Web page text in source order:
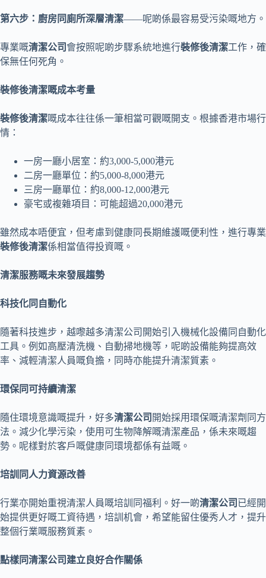
第六步：廚房同廁所深層清潔——呢啲係最容易受污染嘅地方。
專業嘅清潔公司會按照呢啲步驟系統地進行裝修後清潔工作，確
保無任何死角。
裝修後清潔嘅成本考量
裝修後清潔嘅成本往往係一筆相當可觀嘅開支。根據香港市場行
情：
一房一廳小居室：約3,000-5,000港元
二房一廳單位：約5,000-8,000港元
三房一廳單位：約8,000-12,000港元
豪宅或複雜項目：可能超過20,000港元
雖然成本唔便宜，但考慮到健康同長期維護嘅便利性，進行專業
裝修後清潔係相當值得投資嘅。
清潔服務嘅未來發展趨勢
科技化同自動化
隨著科技進步，越嚟越多清潔公司開始引入機械化設備同自動化
工具。例如高壓清洗機、自動掃地機等，呢啲設備能夠提高效
率、減輕清潔人員嘅負擔，同時亦能提升清潔質素。
環保同可持續清潔
隨住環境意識嘅提升，好多清潔公司 開始採用環保嘅清潔劑同方
法。減少化學污染，使用可生物降解嘅清潔產品，係未來嘅趨
勢。呢樣對於客戶嘅健康同環境都係有益嘅。
培訓同人力資源改善
行業亦開始重視清潔人員嘅培訓同福利。好一啲清潔公司 已經開
始提供更好嘅工資待遇，培訓机會，希望能留住優秀人才，提升
整個行業嘅服務質素。
點樣同清潔公司建立良好合作關係